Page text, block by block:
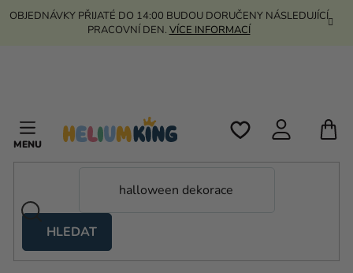
Přejít
OBJEDNÁVKY PŘIJATÉ DO 14:00 BUDOU DORUČENY NÁSLEDUJÍCÍ
PRACOVNÍ DEN. VÍCE INFORMACÍ
HLEDAT
stany